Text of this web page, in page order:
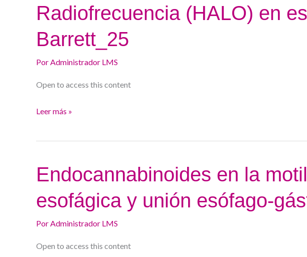
Radiofrecuencia (HALO) en
Barrett_25
PorAdministrador LMS
Open to access this content
Radiofrecuencia
(HALO)
en
de
Leer más »
Endocannabinoides en la
esofágica y unión esófago-
PorAdministrador LMS
Open to access this content
Endocannabinoides
en
la
esofágica